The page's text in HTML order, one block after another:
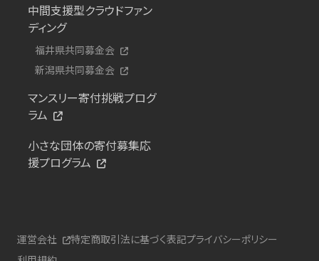
中間支援型クラウドファン
ディング
福井県共同募金会
新潟県共同募金会
マンスリー寄付挑戦プログ
ラム
小さな団体の寄付募集応
援プログラム
運営会社 特定商取引法に基づく表記プライバシーポリシー